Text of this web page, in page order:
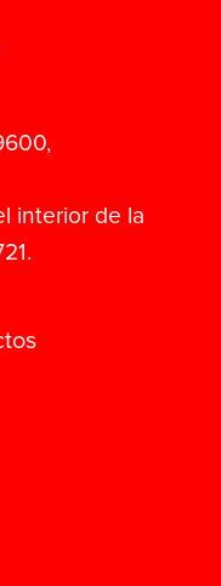
interior de la